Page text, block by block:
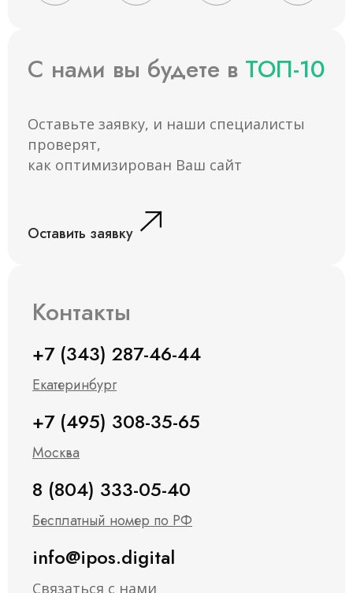
С нами вы будете в ТОП-10
Оставьте заявку, и наши специалисты
проверят,
как оптимизирован Ваш сайт
Оставить заявку
Контакты
+7 (343) 287-46-44
Екатеринбург
+7 (495) 308-35-65
Москва
8 (804) 333-05-40
Бесплатный номер по РФ
info@ipos.digital
Связаться с нами